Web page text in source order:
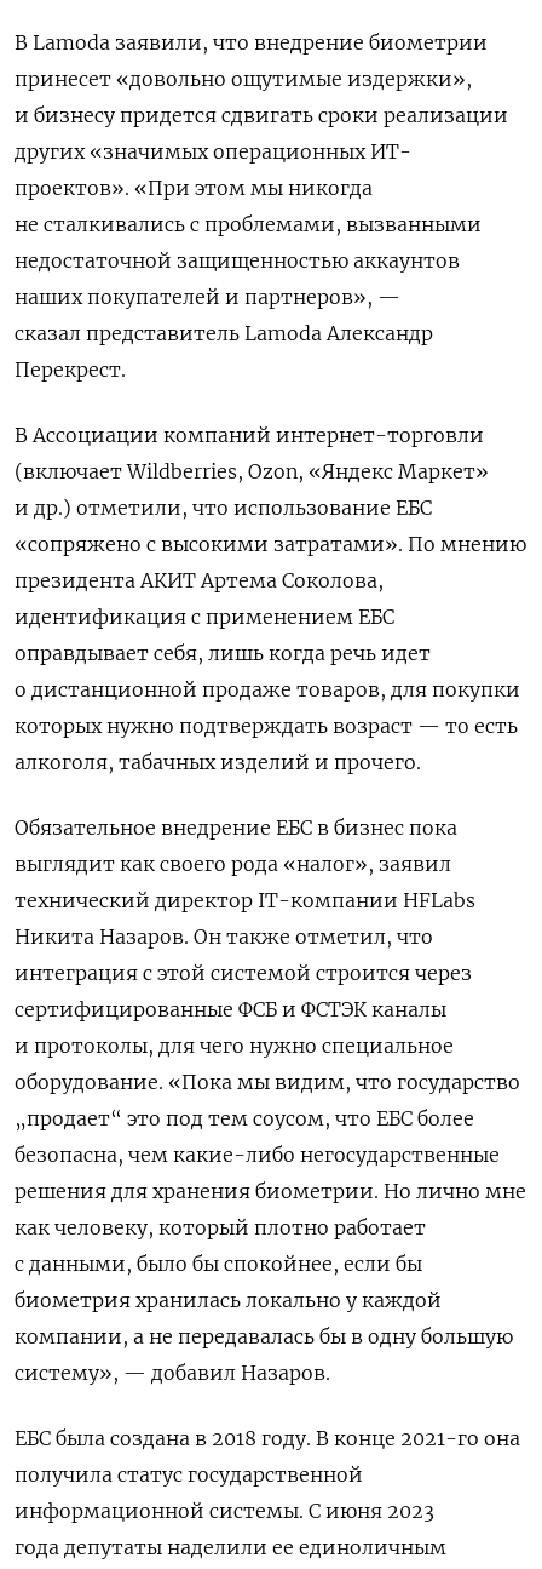
В Lamoda заявили, что внедрение биометрии
принесет «довольно ощутимые издержки»,
и бизнесу придется сдвигать сроки реализации
других «значимых операционных ИТ-
проектов». «При этом мы никогда
не сталкивались с проблемами, вызванными
недостаточной защищенностью аккаунтов
наших покупателей и партнеров», —
сказал представитель Lamoda Александр
Перекрест.
В Ассоциации компаний интернет-торговли
(включает Wildberries, Ozon, «Яндекс Маркет»
и др.) отметили, что использование ЕБС
«сопряжено с высокими затратами». По мнению
президента АКИТ Артема Соколова,
идентификация с применением ЕБС
оправдывает себя, лишь когда речь идет
о дистанционной продаже товаров, для покупки
которых нужно подтверждать возраст — то есть
алкоголя, табачных изделий и прочего.
Обязательное внедрение ЕБС в бизнес пока
выглядит как своего рода «налог», заявил
технический директор IT-компании HFLabs
Никита Назаров. Он также отметил, что
интеграция с этой системой строится через
сертифицированные ФСБ и ФСТЭК каналы
и протоколы, для чего нужно специальное
оборудование. «Пока мы видим, что государство
„продает“ это под тем соусом, что ЕБС более
безопасна, чем какие-либо негосударственные
решения для хранения биометрии. Но лично мне
как человеку, который плотно работает
с данными, было бы спокойнее, если бы
биометрия хранилась локально у каждой
компании, а не передавалась бы в одну большую
систему», — добавил Назаров.
ЕБС была создана в 2018 году. В конце 2021-го она
получила статус государственной
информационной системы. С июня 2023
года депутаты наделили ее единоличным